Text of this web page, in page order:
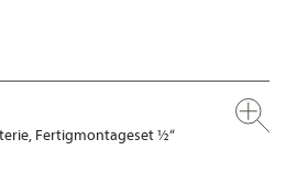
Fertigmontageset ½“